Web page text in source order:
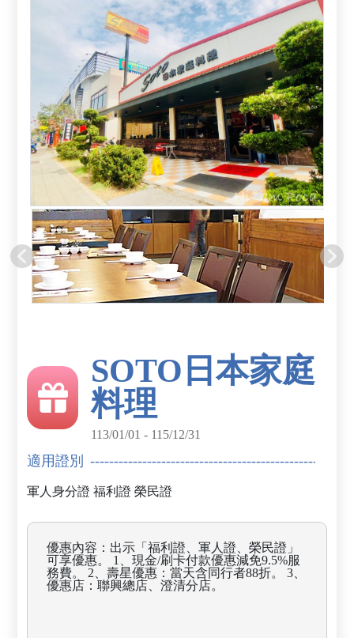
SOTO日本家庭
料理
113/01/01 - 115/12/31
適用證別
軍人身分證 福利證 榮民證
優惠內容：出示「福利證、軍人證、榮民證」
可享優惠。 1、現金/刷卡付款優惠減免9.5%服
務費。 2、壽星優惠：當天含同行者88折。 3、
優惠店：聯興總店、澄清分店。